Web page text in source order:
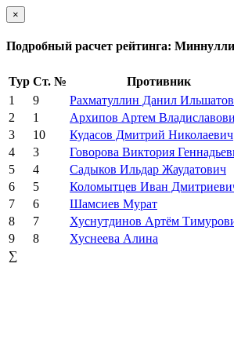
×
Подробный расчет рейтинга:
Тур Ст. № Противник
1
9 Рахматуллин Данил
2
1 Архипов Артем
3
10 Кудасов Дмитрий Николаевич
4
3 Говорова Виктория
5
4 Садыков Ильдар Жаудатович
6
5 Коломытцев Иван
7
6 Шамсиев Мурат
8
7 Хуснутдинов Артём
9
8 Хуснеева Алина
∑